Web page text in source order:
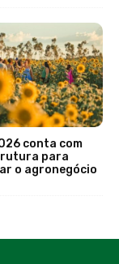
conta com
para
o agronegócio